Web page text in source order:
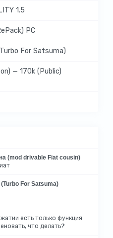
1.5
PC
For Satsuma)
— 170k (Public)
(mod drivable Fiat cousin)
For Satsuma)
есть только функция
что делать?